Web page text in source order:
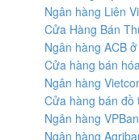
Ngân hàng Liên
Cửa Hàng Bán
Ngân hàng ACB
Cửa hàng bán
Ngân hàng
Cửa hàng bán đồ
Ngân hàng
Ngân hàng